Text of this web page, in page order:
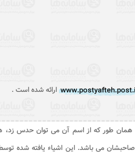
ارائه شده است .
همان طور که از اسم آن می توان حدس
صاحبشان می باشد. این اشیاء یافته شده